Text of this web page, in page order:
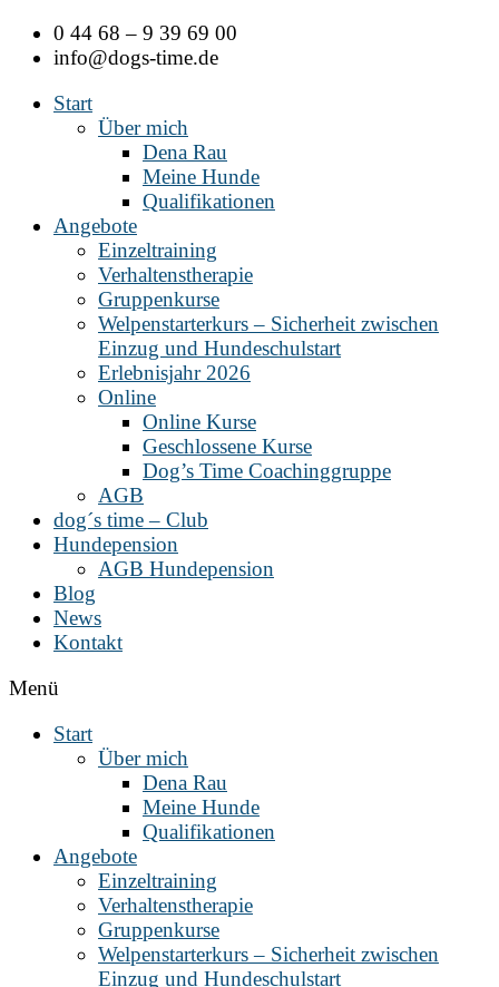
Zum
Inhalt
0 44 68 – 9 39 69 00
info@dogs-time.de
Start
Über mich
Dena Rau
Meine Hunde
Qualifikationen
Angebote
Einzeltraining
Verhaltenstherapie
Gruppenkurse
Welpenstarterkurs – Sicherheit zwischen
Einzug und Hundeschulstart
Erlebnisjahr 2026
Online
Online Kurse
Geschlossene Kurse
Dog’s Time Coachinggruppe
AGB
dog´s time – Club
Hundepension
AGB Hundepension
Blog
News
Kontakt
Menü
Start
Über mich
Dena Rau
Meine Hunde
Qualifikationen
Angebote
Einzeltraining
Verhaltenstherapie
Gruppenkurse
Welpenstarterkurs – Sicherheit zwischen
Einzug und Hundeschulstart